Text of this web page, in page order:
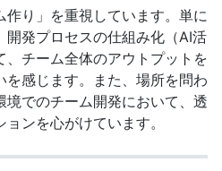
作り」を重視しています。単に
開発プロセスの仕組み化（AI活
、チーム全体のアウトプットを
感じます。また、場所を問わ
でのチーム開発において、透
ンを心がけています。